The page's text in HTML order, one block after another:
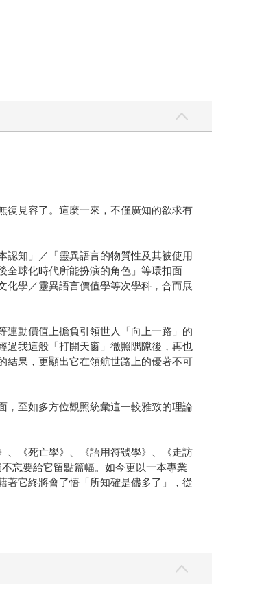
復見容了。這麼一來，不僅廣知的欲求有
認知」／「靈異語言的物質性及其被使用
全球化時代所能扮演的角色」等環扣面
化學／靈異語言價值學等次學科，合而展
連動價值上擔負引領世人「向上一路」的
過我這般「打開天窗」徹照隅隙後，再也
果，更顯出它在領航世路上的優著不可
，至如多方位觀照統彙這一較雅致的理論
、《死亡學》、《語用符號學》、《走訪
忘要給它留點篇幅。如今更以一本專業
著它終將會了悟「所知確是儘多了」，從